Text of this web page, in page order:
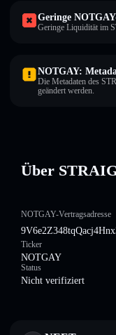
Geringe
Geringe Liquidität im
NOTGAY:
Die Metadaten des
geändert werden.
Über
NOTGAY-Vertragsadresse
Ticker
NOTGAY
Status
Nicht verifiziert